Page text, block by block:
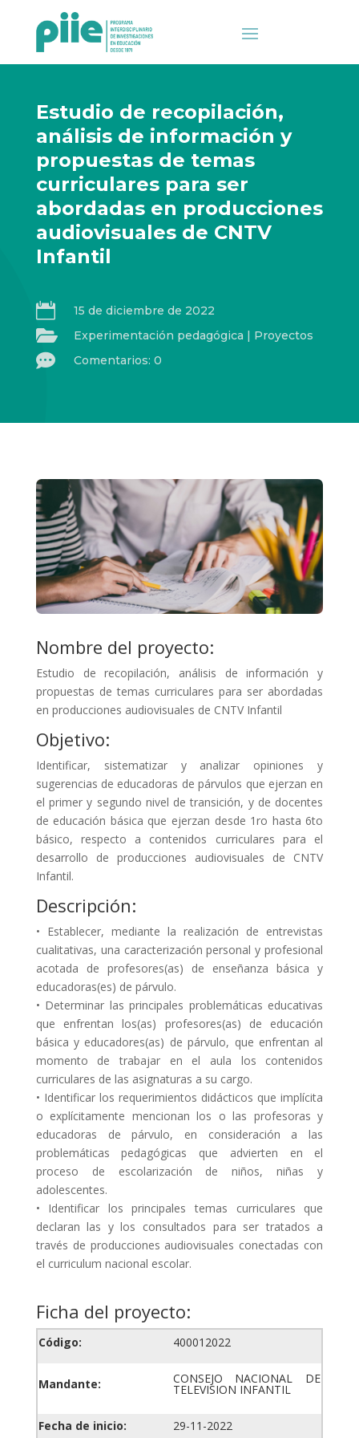
Estudio de recopilación,
análisis de información y
propuestas de temas
curriculares para ser
abordadas en producciones
audiovisuales de CNTV
Infantil
 15 de diciembre de 2022
 Experimentación pedagógica | Proyectos
 Comentarios: 0
Nombre del proyecto:
Estudio de recopilación, análisis de información y
propuestas de temas curriculares para ser abordadas
en producciones audiovisuales de CNTV Infantil
Objetivo:
Identificar, sistematizar y analizar opiniones y
sugerencias de educadoras de párvulos que ejerzan en
el primer y segundo nivel de transición, y de docentes
de educación básica que ejerzan desde 1ro hasta 6to
básico, respecto a contenidos curriculares para el
desarrollo de producciones audiovisuales de CNTV
Infantil.
Descripción:
• Establecer, mediante la realización de entrevistas
cualitativas, una caracterización personal y profesional
acotada de profesores(as) de enseñanza básica y
educadoras(es) de párvulo.
• Determinar las principales problemáticas educativas
que enfrentan los(as) profesores(as) de educación
básica y educadores(as) de párvulo, que enfrentan al
momento de trabajar en el aula los contenidos
curriculares de las asignaturas a su cargo.
• Identificar los requerimientos didácticos que implícita
o explícitamente mencionan los o las profesoras y
educadoras de párvulo, en consideración a las
problemáticas pedagógicas que advierten en el
proceso de escolarización de niños, niñas y
adolescentes.
• Identificar los principales temas curriculares que
declaran las y los consultados para ser tratados a
través de producciones audiovisuales conectadas con
el curriculum nacional escolar.
Ficha del proyecto:
Código: 400012022
Mandante: CONSEJO NACIONAL DE
TELEVISION INFANTIL
Fecha de inicio: 29-11-2022